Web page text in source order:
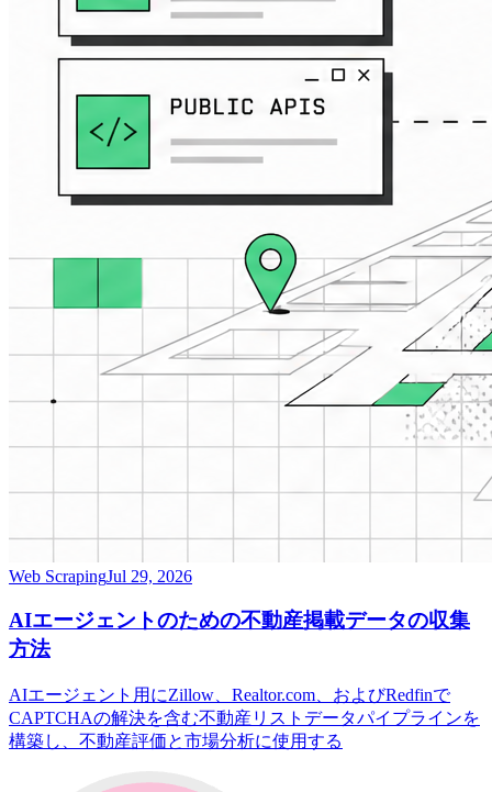
Web ScrapingJul 29, 2026
AIエージェントのための不動産掲載データの収集
方法
AIエージェント用にZillow、Realtor.com、およびRedfinで
CAPTCHAの解決を含む不動産リストデータパイプラインを
構築し、不動産評価と市場分析に使用する